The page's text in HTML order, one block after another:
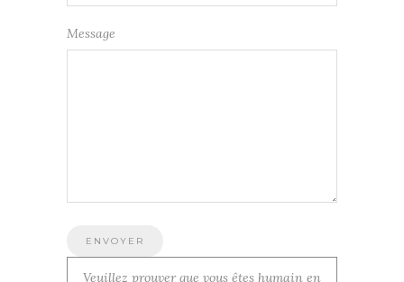
Message
Veuillez prouver que vous êtes humain en